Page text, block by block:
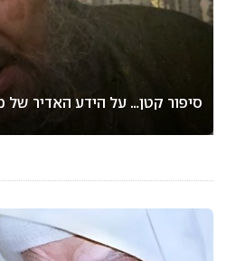
סיפור קטן… על הידע האדיר של